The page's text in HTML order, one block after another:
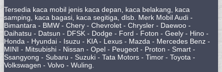
Tersedia kaca mobil jenis kaca depan, kaca belakang, kaca
samping, kaca bagasi, kaca segitiga, dlsb. Merk Mobil Audi -
Bimantara - BMW - Chery - Chevrolet - Chrysler - Daewoo -
Daihatsu - Datsun - DFSK - Dodge - Ford - Foton - Geely - Hino -
Honda - Hyundai - Isuzu - KIA - Lexus - Mazda - Mercedes Benz -
MINI - Mitsubishi - Nissan - Opel - Peugeot - Proton - Smart -
Ssangyong - Subaru - Suzuki - Tata Motors - Timor - Toyota -
Volkswagen - Volvo - Wuling.